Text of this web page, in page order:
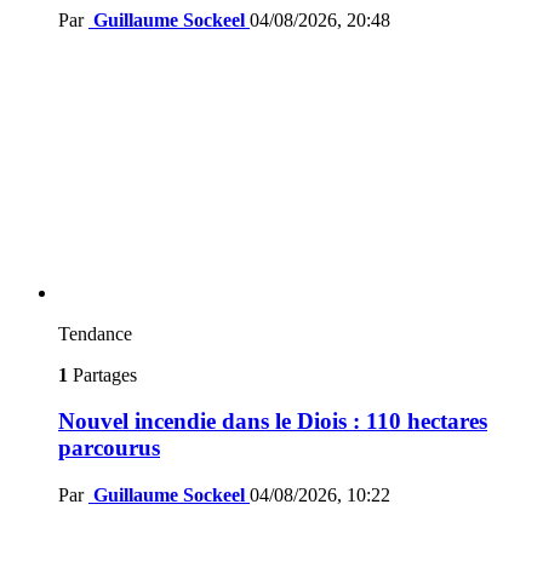
Par Guillaume Sockeel 04/08/2026, 20:48
Tendance
1 Partages
Nouvel incendie dans le Diois : 110 hectares
parcourus
Par Guillaume Sockeel 04/08/2026, 10:22